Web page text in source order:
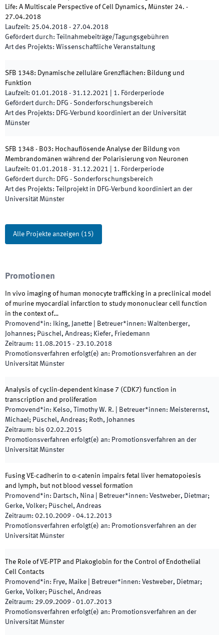
Life: A Multiscale Perspective of Cell Dynamics, Münster 24. -
27.04.2018
Laufzeit: 25.04.2018 - 27.04.2018
Gefördert durch:
Teilnahmebeiträge/Tagungsgebühren
Art des Projekts: Wissenschaftliche Veranstaltung
SFB 1348: Dynamische zelluläre Grenzflächen: Bildung und
Funktion
Laufzeit: 01.01.2018 - 31.12.2021 1. Förderperiode
Gefördert durch: DFG - Sonderforschungsbereich
Art des Projekts: DFG-Verbund koordiniert an der Universität
Münster
SFB 1348 - B03: Hochauflösende Analyse der Bildung von
Membrandomänen während der Polarisierung von Neuronen
Laufzeit: 01.01.2018 - 31.12.2021 1. Förderperiode
Gefördert durch: DFG - Sonderforschungsbereich
Art des Projekts:
Teilprojekt in DFG-Verbund koordiniert an der
Universität Münster
Alle Projekte anzeigen (15)
Promotionen
In vivo imaging of human monocyte trafficking in a preclinical model
of murine myocardial infarction to study mononuclear cell function
in the context of…
Promovend*in: Iking, Janette Betreuer*innen: Waltenberger,
Johannes; Püschel, Andreas; Kiefer, Friedemann
Zeitraum: 11.08.2015 - 23.10.2018
Promotionsverfahren erfolgt(e) an: Promotionsverfahren an der
Universität Münster
Analysis of cyclin-dependent kinase 7 (CDK7) function in
transcription and proliferation
Promovend*in: Kelso, Timothy W. R. Betreuer*innen: Meisterernst,
Michael; Püschel, Andreas; Roth, Johannes
Zeitraum: bis 02.02.2015
Promotionsverfahren erfolgt(e) an: Promotionsverfahren an der
Universität Münster
Fusing VE-cadherin to α-catenin impairs fetal liver hematopoiesis
and lymph, but not blood vessel formation
Promovend*in: Dartsch, Nina Betreuer*innen: Vestweber, Dietmar;
Gerke, Volker; Püschel, Andreas
Zeitraum: 02.10.2009 - 04.12.2013
Promotionsverfahren erfolgt(e) an: Promotionsverfahren an der
Universität Münster
The Role of VE-PTP and Plakoglobin for the Control of Endothelial
Cell Contacts
Promovend*in: Frye, Maike Betreuer*innen: Vestweber, Dietmar;
Gerke, Volker; Püschel, Andreas
Zeitraum: 29.09.2009 - 01.07.2013
Promotionsverfahren erfolgt(e) an: Promotionsverfahren an der
Universität Münster